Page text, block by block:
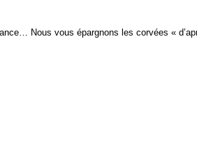
Nous vous épargnons les corvées «